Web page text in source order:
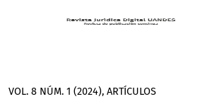
Responsabilidad del fabricante por
VOL. 8 NÚM. 1 (2024), ARTÍCULOS